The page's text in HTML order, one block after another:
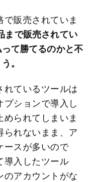
販売されていま
まで販売されてい
て勝てるのかと不
。
れているツールは
ションで導入し
られてしまいま
られないまま、ア
ースが多いので
導入したツール
のアカウントがな